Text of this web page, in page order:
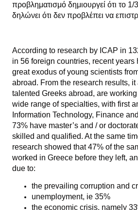
προβληματισμό δημιουργεί ότι το 1/
δηλώνει ότι δεν προβλέπει να
According to research by ICAP in
in 56 foreign countries, recent years
great exodus of young scientists
abroad. From the research results,
talented Greeks abroad, are
wide range of specialties, with first
Information Technology, Finance
73% have master’s and / or
skilled and qualified. At the same
research showed that 47% of the
worked in Greece before they left,
due to:
the prevailing corruption and
unemployment, ie 35%
the economic crisis, namely